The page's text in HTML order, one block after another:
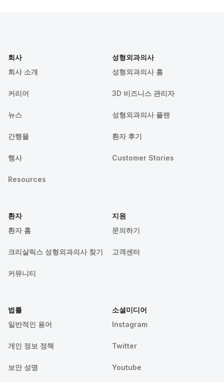
회사
회사 소개
커리어
뉴스
간행물
행사
Resources
성형외과의사
성형외과의사 홈
3D 비즈니스 관리자
성형외과의사 플랜
환자 후기
Customer Stories
환자
환자 홈
크리살릭스 성형외과의사 찾기
커뮤니티
지원
문의하기
고객센터
법률
일반적인 용어
개인 정보 정책
보안 성명
소셜미디어
Instagram
Twitter
Youtube